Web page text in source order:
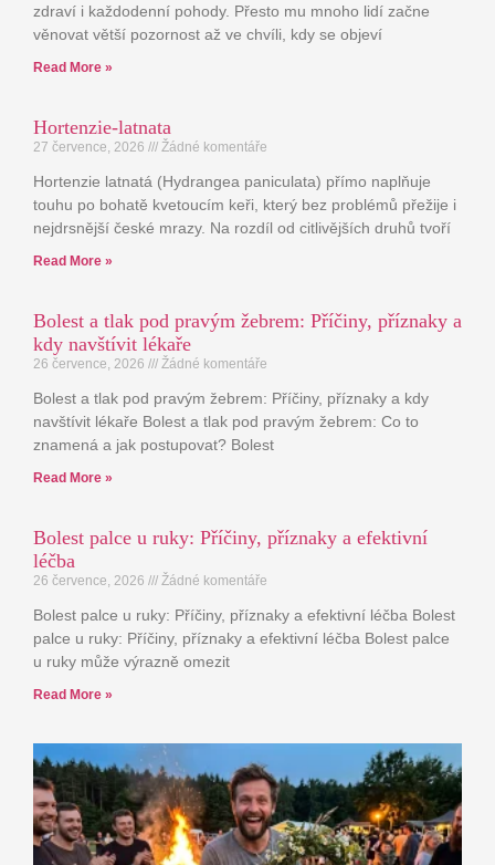
zdraví i každodenní pohody. Přesto mu mnoho lidí začne
věnovat větší pozornost až ve chvíli, kdy se objeví
Read More »
Hortenzie-latnata
27 července, 2026 Žádné komentáře
Hortenzie latnatá (Hydrangea paniculata) přímo naplňuje
touhu po bohatě kvetoucím keři, který bez problémů přežije i
nejdrsnější české mrazy. Na rozdíl od citlivějších druhů tvoří
Read More »
Bolest a tlak pod pravým žebrem: Příčiny, příznaky a
kdy navštívit lékaře
26 července, 2026 Žádné komentáře
Bolest a tlak pod pravým žebrem: Příčiny, příznaky a kdy
navštívit lékaře Bolest a tlak pod pravým žebrem: Co to
znamená a jak postupovat? Bolest
Read More »
Bolest palce u ruky: Příčiny, příznaky a efektivní
léčba
26 července, 2026 Žádné komentáře
Bolest palce u ruky: Příčiny, příznaky a efektivní léčba Bolest
palce u ruky: Příčiny, příznaky a efektivní léčba Bolest palce
u ruky může výrazně omezit
Read More »